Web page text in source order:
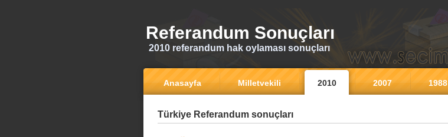
Referandum Sonuçları
2010 referandum hak oylaması sonuçları
Anasayfa Milletvekili 2010 2007 1988
Türkiye Referandum sonuçları